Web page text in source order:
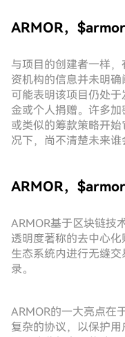
ARMOR，$armor
与项目的创建者一样
资机构的信息并未明
可能表明该项目仍处
金或个人捐赠。许多加
或类似的筹款策略开
况下，尚不清楚未来谁
ARMOR，$armor
ARMOR基于区块链技
透明度著称的去中心
生态系统内进行无缝
录。
ARMOR的一大亮点在
复杂的协议，以保护